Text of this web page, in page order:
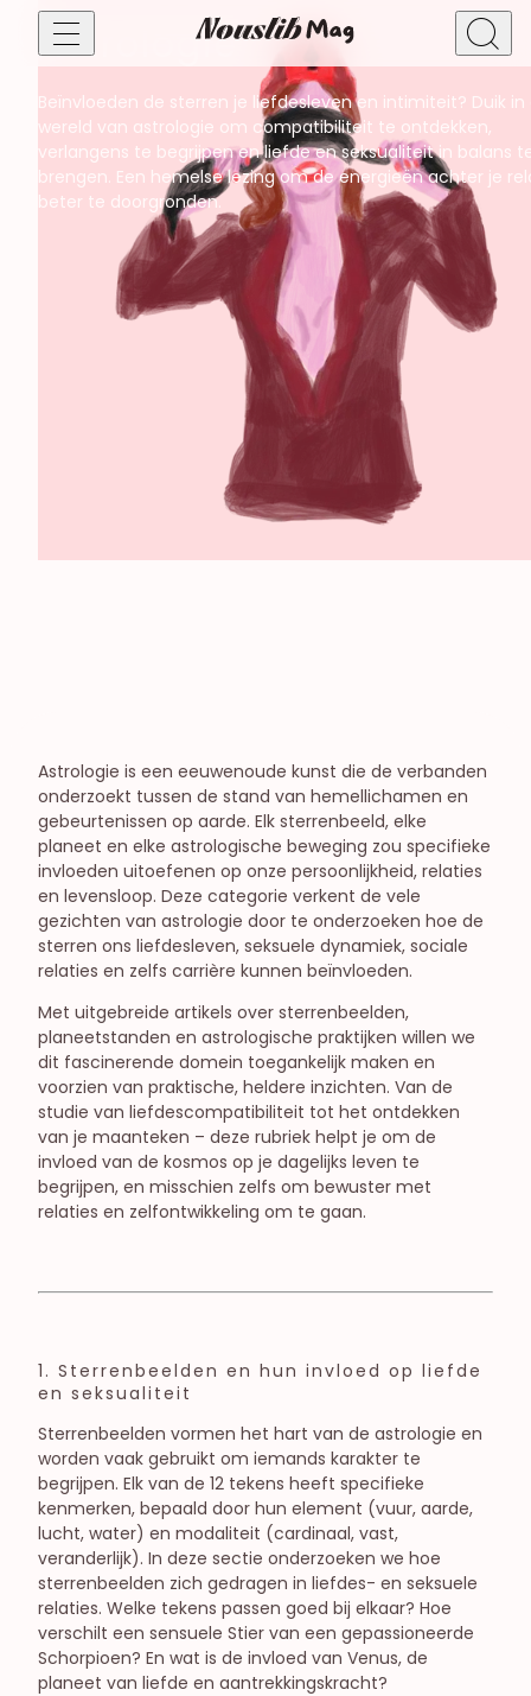
Diversiteit, cultuur & samenleving
Feminisme
Genot & praktijken
BDSM
Candaulisme
Fantasie
Voorspel
Libertinage
Verkenning
Sekspeeltjes & toys
Groepsseks & meervoudige intimiteit
Seksueel welzijn & intieme gezondheid
Seksueel welzijn
Mannelijke seksualiteit
Verleiding, daten & relaties
Astrologie
Open relaties
Astrologie
Beïnvloeden de sterren je liefdesleven en intimiteit? Duik in
wereld van astrologie om compatibiliteit te ontdekken,
verlangens te begrijpen en liefde en seksualiteit in balans
brengen. Een hemelse lezing om de energieën achter je
beter te doorgronden.
Astrologie is een eeuwenoude kunst die de verbanden
onderzoekt tussen de stand van hemellichamen en
gebeurtenissen op aarde. Elk sterrenbeeld, elke
planeet en elke astrologische beweging zou specifieke
invloeden uitoefenen op onze persoonlijkheid, relaties
en levensloop. Deze categorie verkent de vele
gezichten van astrologie door te onderzoeken hoe de
sterren ons liefdesleven, seksuele dynamiek, sociale
relaties en zelfs carrière kunnen beïnvloeden.
Met uitgebreide artikels over sterrenbeelden,
planeetstanden en astrologische praktijken willen we
dit fascinerende domein toegankelijk maken en
voorzien van praktische, heldere inzichten. Van de
studie van liefdescompatibiliteit tot het ontdekken
van je maanteken – deze rubriek helpt je om de
invloed van de kosmos op je dagelijks leven te
begrijpen, en misschien zelfs om bewuster met
relaties en zelfontwikkeling om te gaan.
1. Sterrenbeelden en hun invloed op liefde
en seksualiteit
Sterrenbeelden vormen het hart van de astrologie en
worden vaak gebruikt om iemands karakter te
begrijpen. Elk van de 12 tekens heeft specifieke
kenmerken, bepaald door hun element (vuur, aarde,
lucht, water) en modaliteit (cardinaal, vast,
veranderlijk). In deze sectie onderzoeken we hoe
sterrenbeelden zich gedragen in liefdes- en seksuele
relaties. Welke tekens passen goed bij elkaar? Hoe
verschilt een sensuele Stier van een gepassioneerde
Schorpioen? En wat is de invloed van Venus, de
planeet van liefde en aantrekkingskracht?